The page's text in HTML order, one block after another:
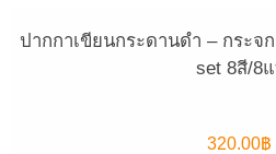
ปากกาเขียนกระดานดำ – กระจ
set 8สี/8
320.00฿